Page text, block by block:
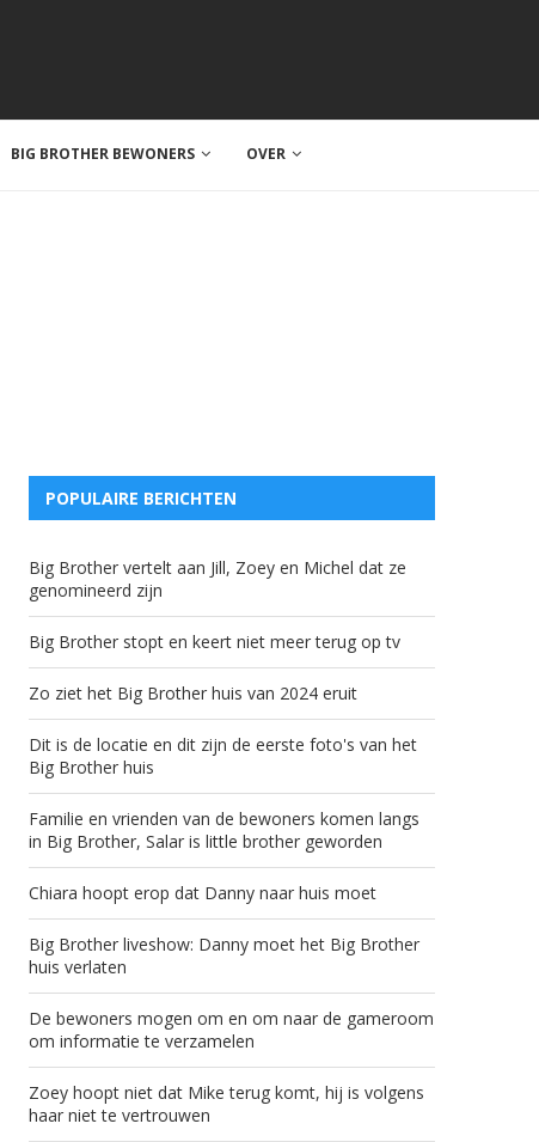
BIG BROTHER BEWONERS OVER
POPULAIRE BERICHTEN
Big Brother vertelt aan Jill, Zoey en Michel dat ze
genomineerd zijn
Big Brother stopt en keert niet meer terug op tv
Zo ziet het Big Brother huis van 2024 eruit
Dit is de locatie en dit zijn de eerste foto's van het
Big Brother huis
Familie en vrienden van de bewoners komen langs
in Big Brother, Salar is little brother geworden
Chiara hoopt erop dat Danny naar huis moet
Big Brother liveshow: Danny moet het Big Brother
huis verlaten
De bewoners mogen om en om naar de gameroom
om informatie te verzamelen
Zoey hoopt niet dat Mike terug komt, hij is volgens
haar niet te vertrouwen